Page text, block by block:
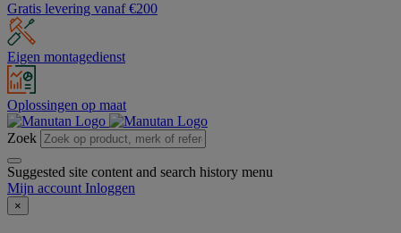
Gratis levering vanaf €200
Eigen montagedienst
Oplossingen op maat
Zoek
Suggested site content and search history menu
Mijn account Inloggen
×